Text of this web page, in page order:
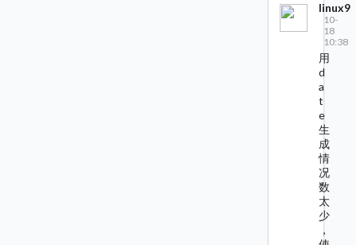
linux9
10-
18
10:38
用
d
a
t
e
生
成
情
况
数
太
少
，